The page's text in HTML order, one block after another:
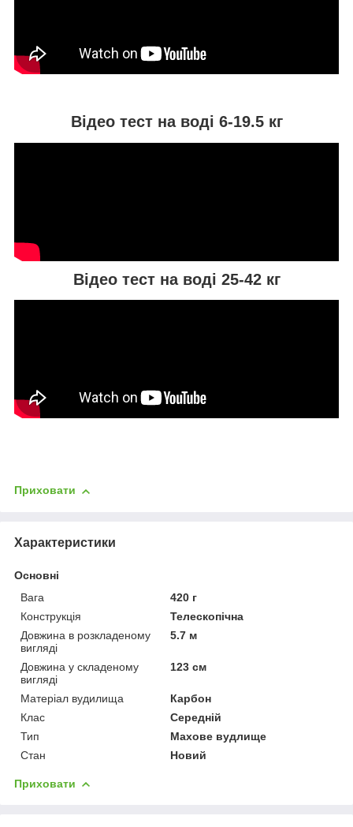
Відео тест на воді 6-19.5 кг
Відео тест на воді 25-42 кг
Приховати
Характеристики
Основні
Вага
420 г
Конструкція
Телескопічна
Довжина в розкладеному
вигляді
5.7 м
Довжина у складеному
вигляді
123 см
Матеріал вудилища
Карбон
Клас
Середній
Тип
Махове вудлище
Стан
Новий
Приховати